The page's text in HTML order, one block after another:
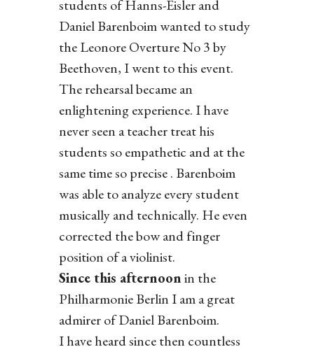
students of Hanns-Eisler and
Daniel Barenboim wanted to study
the Leonore Overture No 3 by
Beethoven, I went to this event.
The rehearsal became an
enlightening experience. I have
never seen a teacher treat his
students so empathetic and at the
same time so precise . Barenboim
was able to analyze every student
musically and technically. He even
corrected the bow and finger
position of a violinist.
Since this afternoonin the
Philharmonie Berlin I am a great
admirer of Daniel Barenboim.
I have heard since then countless